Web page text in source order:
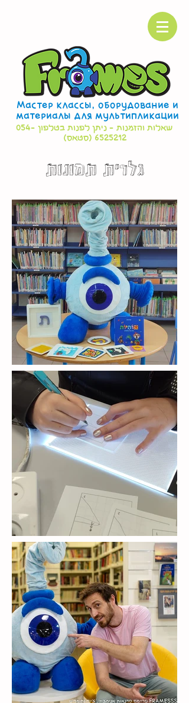
Мастер классы, оборудование и
материалы для мультипликации
שאלות והזמנות - ניתן לפנות בטלפון 054-
6525212(סטאס)
גלרית תמונות